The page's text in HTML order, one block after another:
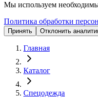
Мы используем
Политика обработки
Принять Отклонить
Главная
Каталог
Спецодежда